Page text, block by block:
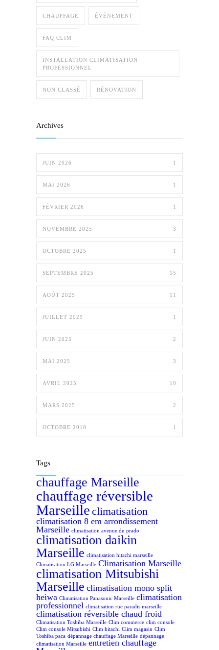
CHAUFFAGE ÉVÉNEMENT
FAQ CLIM
INSTALLATION CLIMATISATION
PROFESSIONNEL
NON CLASSÉ RÉNOVATION
Archives
JUIN 2026 1
MAI 2026 1
FÉVRIER 2026 1
NOVEMBRE 2025 3
OCTOBRE 2025 1
SEPTEMBRE 2025 15
AOÛT 2025 11
JUILLET 2025 1
JUIN 2025 2
MAI 2025 3
AVRIL 2025 10
MARS 2025 2
OCTOBRE 2018 1
Tags
chauffage Marseille
chauffage réversible
Marseille climatisation
climatisation 8 em arrondissement
Marseille climatisation avenue du prado
climatisation daikin
Marseille climatisation hitachi marseille
Climatisation LG Marseille Climatisation Marseille
climatisation Mitsubishi
Marseille climatisation mono split
heiwa Climatisation Panasonic Marseille climatisation
professionnel climatisation rue paradis marseille
climatisation réversible chaud froid
Climatisation Toshiba Marseille Clim commerce clim console
Clim console Mitsubishi Clim hitachi Clim magasin Clim
Toshiba paca dépannage chauffage Marseille dépannage
climatisation Marseille entretien chauffage